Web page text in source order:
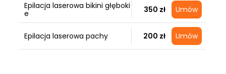
Epilacja laserowa bikini głęboki
e
350 zł Umów
Epilacja laserowa pachy 200 zł Umów